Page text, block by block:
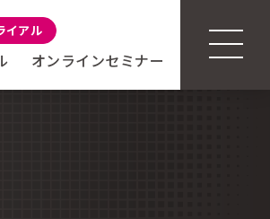
イアル
オンラインセミナー